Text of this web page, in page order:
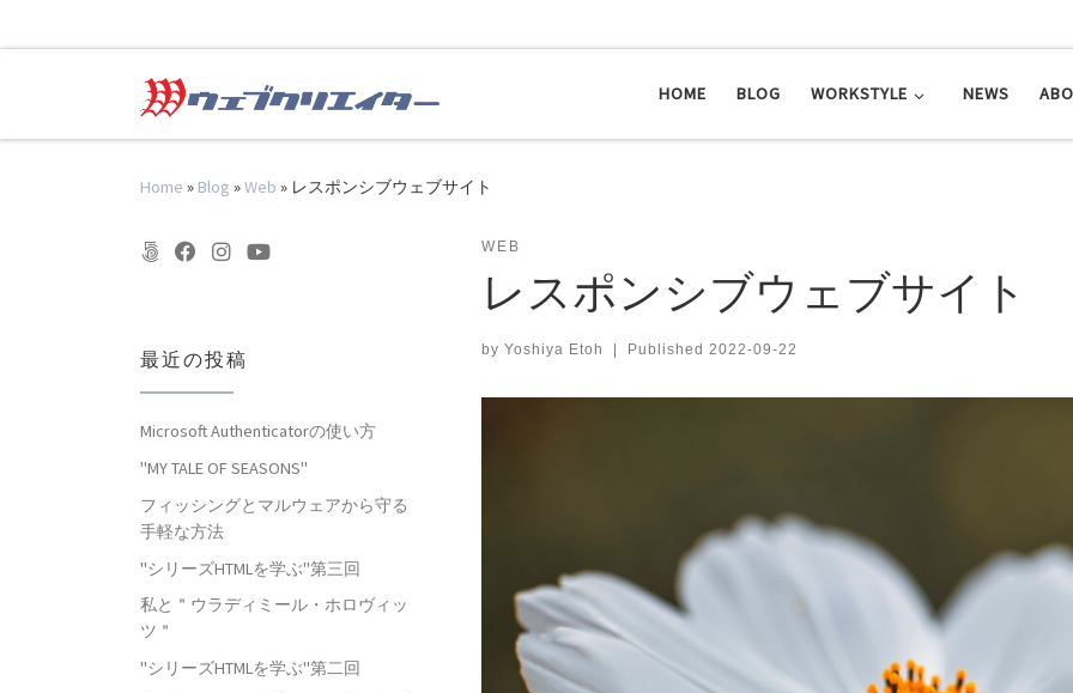
HOME BLOG WORKSTYLE NEWS
Home » Blog »Web » レスポンシブウェブサイト
WEB
レスポンシブウェブサイト
by Yoshiya Etoh Published 2022-09-22
最近の投稿
Microsoft Authenticatorの使い方
"MY TALE OF SEASONS"
フィッシングとマルウェアから守る
手軽な方法
"シリーズHTMLを学ぶ"第三回
私と＂ウラディミール・ホロヴィッ
ツ＂
"シリーズHTMLを学ぶ"第二回